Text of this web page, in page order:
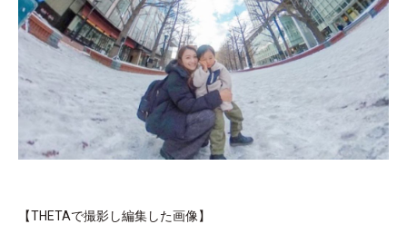
【THETAで撮影し編集した画像】